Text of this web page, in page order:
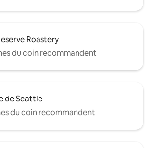
Roastery
du coin recommandent
de Seattle
du coin recommandent